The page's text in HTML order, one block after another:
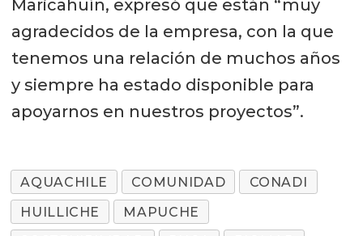
Maricahuín, expresó que están “muy
agradecidos de la empresa, con la que
tenemos una relación de muchos años
y siempre ha estado disponible para
apoyarnos en nuestros proyectos”.
AQUACHILE COMUNIDAD
CONADI
HUILLICHE
MAPUCHE